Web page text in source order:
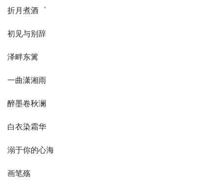
折月煮酒゜
初见与别辞
泽畔东篱
一曲潇湘雨
醉墨卷秋澜
白衣染霜华
溺于你的心海
画笔殇